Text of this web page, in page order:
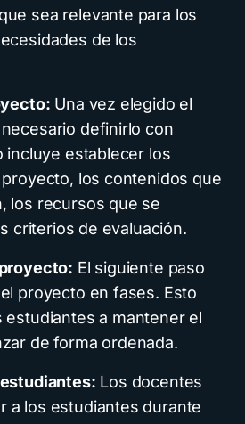
sea relevante para los
de los
Una vez elegido el
definirlo con
incluye establecer los
los contenidos que
los recursos que se
criterios de evaluación.
El siguiente paso
proyecto en fases. Esto
estudiantes a mantener el
de forma ordenada.
Los docentes
a los estudiantes durante